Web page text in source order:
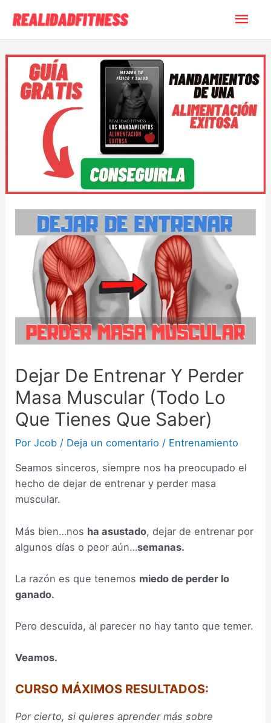
Dejar De Entrenar Y Perder
Masa Muscular (Todo Lo
Que Tienes Que Saber)
PorJcob / Deja un comentario / Entrenamiento
Seamos sinceros, siempre nos ha preocupado el
hecho de dejar de entrenar y perder masa
muscular.
Más bien…nos ha asustado, dejar de entrenar por
algunos días o peor aún…semanas.
La razón es que tenemos miedo de perder lo
ganado.
Pero descuida, al parecer no hay tanto que temer.
Veamos.
CURSO MÁXIMOS RESULTADOS:
Por cierto, si quieres aprender más sobre